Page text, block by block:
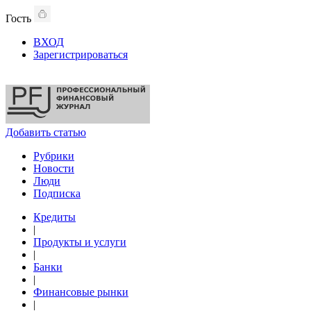
Гость
ВХОД
Зарегистрироваться
Добавить статью
Рубрики
Новости
Люди
Подписка
Кредиты
|
Продукты и услуги
|
Банки
|
Финансовые рынки
|